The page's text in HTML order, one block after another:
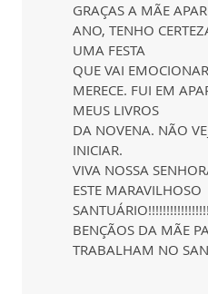
GRAÇAS A MÃE
ANO, TENHO
UMA FESTA
QUE VAI
MERECE. FUI EM
MEUS LIVROS
DA NOVENA. NÃO
INICIAR.
VIVA NOSSA
ESTE MARAVILHOSO
SANTUÁRIO!!!!!!!!!!!!!!!!!
BENÇÃOS DA MÃE
TRABALHAM NO